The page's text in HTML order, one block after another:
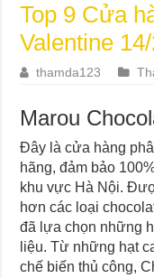
Top 9 Cửa
Valentine
thamda123
Marou
Đây là cửa hàng
hãng, đảm bảo
khu vực Hà Nội.
hơn các loại
đã lựa chọn những
liệu. Từ những hạt
chế biến thủ công,